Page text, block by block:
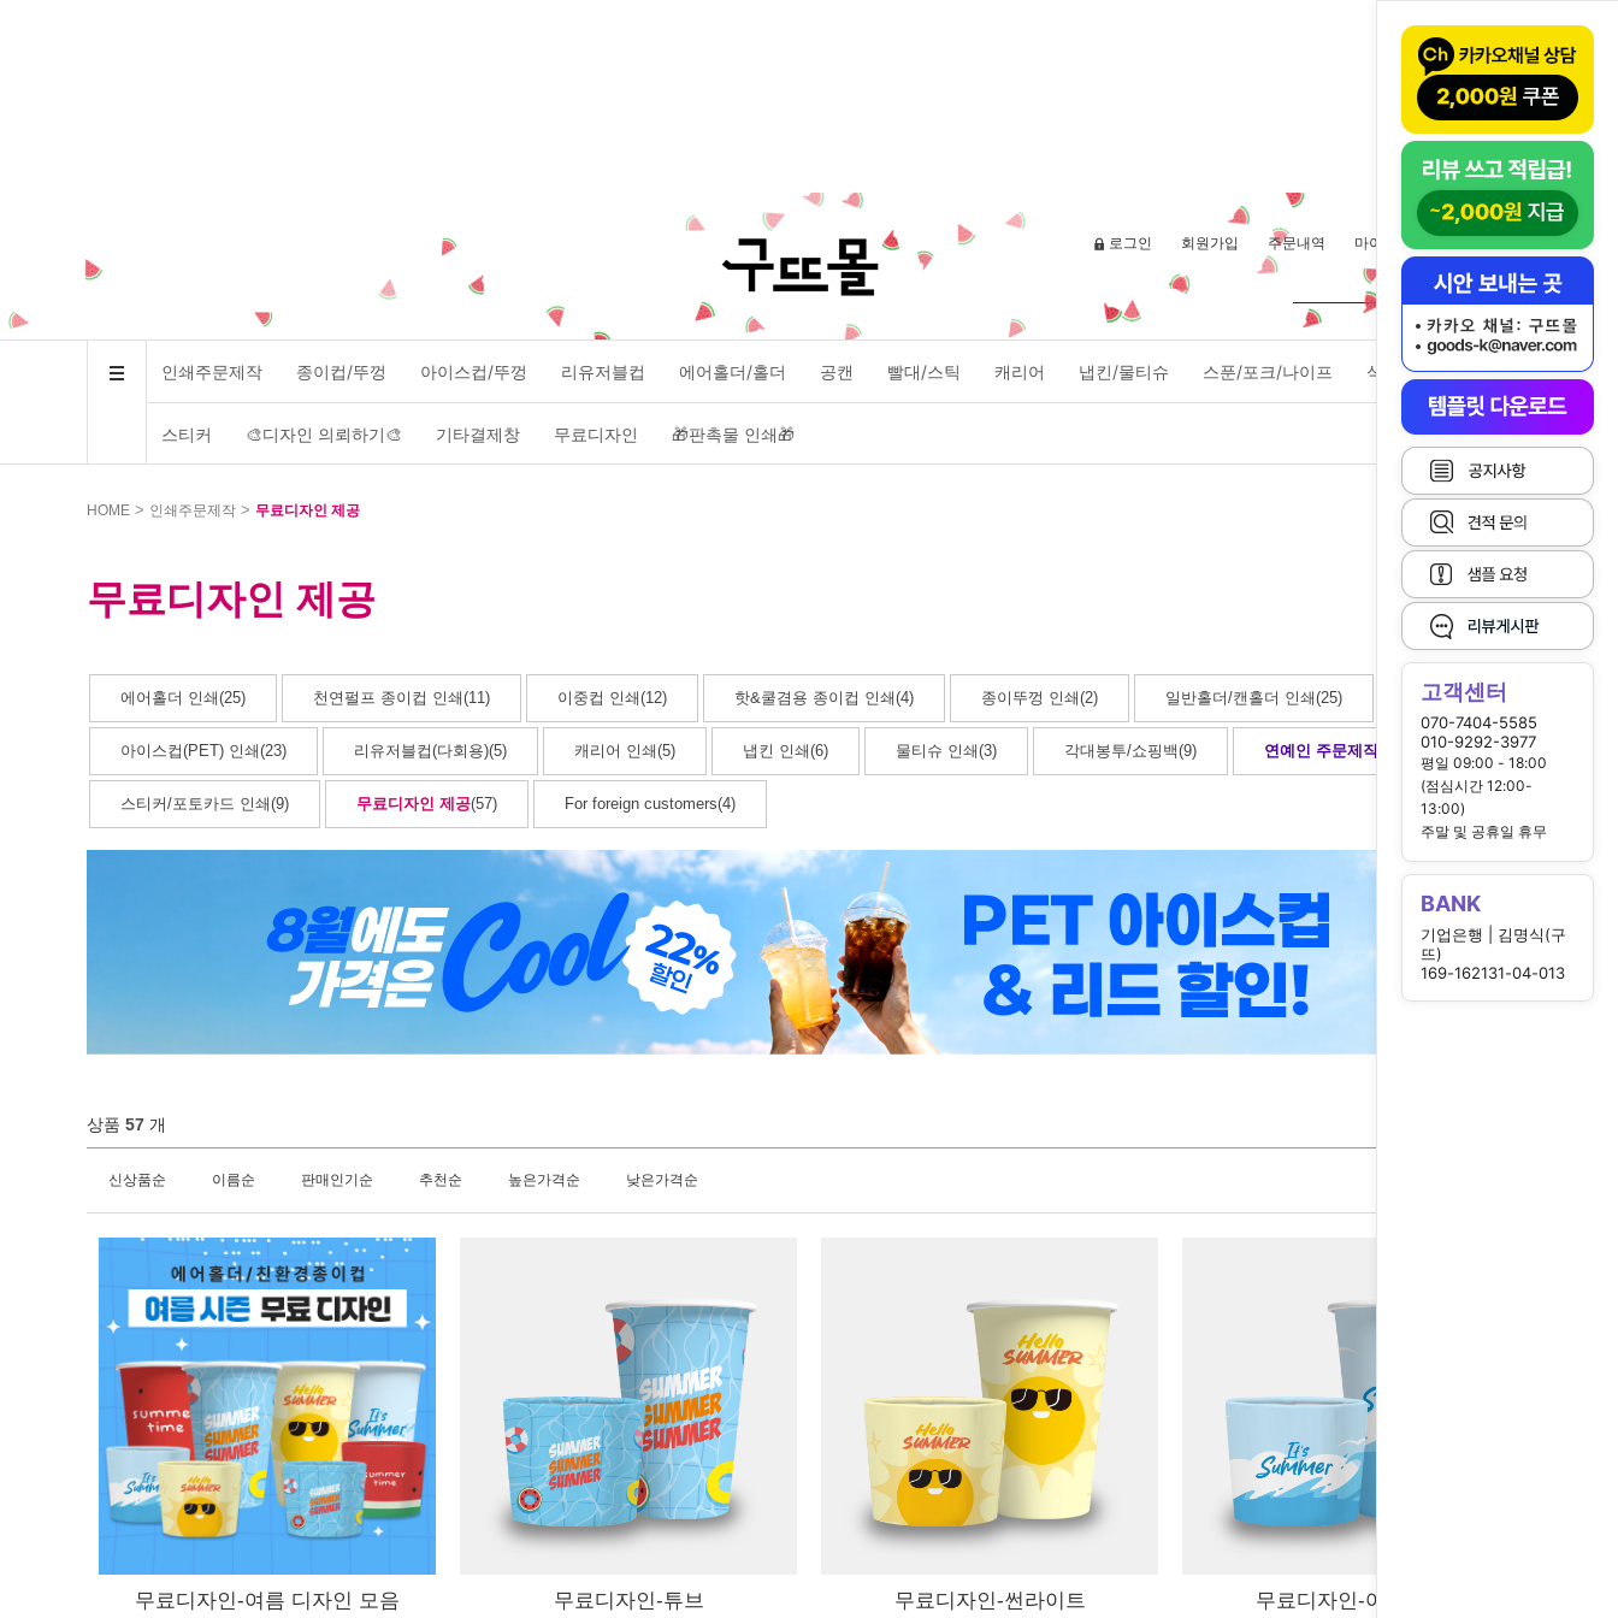
고객센터
070-7404-5585
010-9292-3977
평일 09:00 - 18:00
(점심시간 12:00-
13:00)
주말 및 공휴일 휴무
BANK
기업은행 | 김명식(구
뜨)
169-162131-04-013
로그인 회원가입 주문내역 마이페이지
인쇄주문제작 종이컵/뚜껑 아이스컵/뚜껑 리유저블컵 에어홀더/홀더 공캔 빨대/스틱 캐리어 냅킨/물티슈 스푼/포크/나이프 식품포장용기
스티커 🎨디자인 의뢰하기🎨 기타결제창 무료디자인 🎁판촉물 인쇄🎁
HOME > 인쇄주문제작 > 무료디자인 제공
무료디자인 제공
에어홀더 인쇄(25) 천연펄프 종이컵 인쇄(11) 이중컵 인쇄(12) 핫&쿨겸용 종이컵 인쇄(4) 종이뚜껑 인쇄(2) 일반홀더/캔홀더 인쇄(25)
아이스컵(PET) 인쇄(23) 리유저블컵(다회용)(5) 캐리어 인쇄(5) 냅킨 인쇄(6) 물티슈 인쇄(3) 각대봉투/쇼핑백(9) 연예인 주문제작
스티커/포토카드 인쇄(9) 무료디자인 제공(57) For foreign customers(4)
상품 57 개
신상품순 이름순 판매인기순 추천순 높은가격순 낮은가격순
무료디자인-여름 디자인 모음 무료디자인-튜브 무료디자인-썬라이트 무료디자인-여름파도